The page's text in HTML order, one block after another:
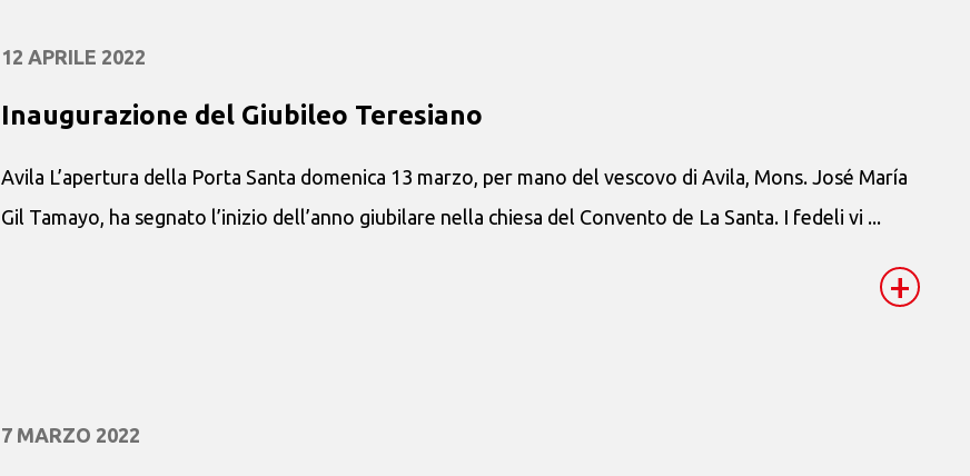
12 APRILE 2022
Inaugurazione del Giubileo Teresiano
Avila L’apertura della Porta Santa domenica 13 marzo, per mano del vescovo di Avila, Mons. José María
Gil Tamayo, ha segnato l’inizio dell’anno giubilare nella chiesa del Convento de La Santa. I fedeli vi ...
+
7 MARZO 2022